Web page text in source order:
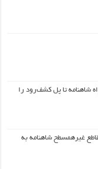
شاهنامه تا پل کشف‌رود را
تقاطع غیرهمسطح شاهنامه به